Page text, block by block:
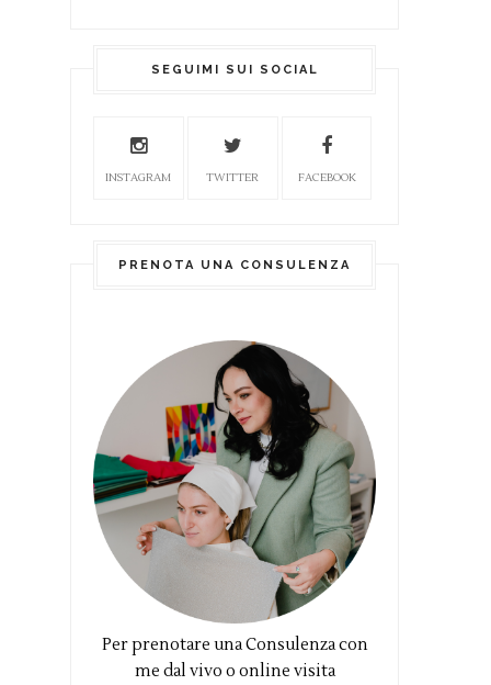
SEGUIMI SUI SOCIAL
INSTAGRAM TWITTER FACEBOOK
PRENOTA UNA CONSULENZA
Per prenotare una Consulenza con
me dal vivo o online visita